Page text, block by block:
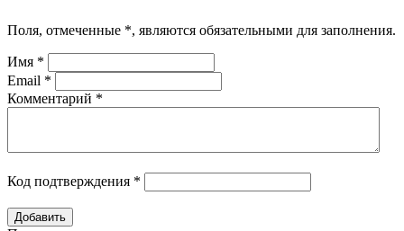
Поля, отмеченные *, являются обязательными для заполнения.
Имя *
Email *
Комментарий *
Код подтверждения *